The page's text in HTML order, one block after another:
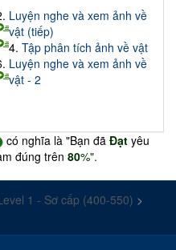
Luyện nghe và xem ảnh về
vật (tiếp)
4. Tập phân tích ảnh về vật
Luyện nghe và xem ảnh về
vật - 2
có nghĩa là "Bạn đã Đạt yêu
đúng trên 80%".
1 - Sơ cấp (400-550) >